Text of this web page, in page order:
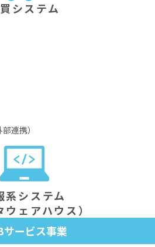
システム
連携）
系システム
ウェアハウス）
サービス事業